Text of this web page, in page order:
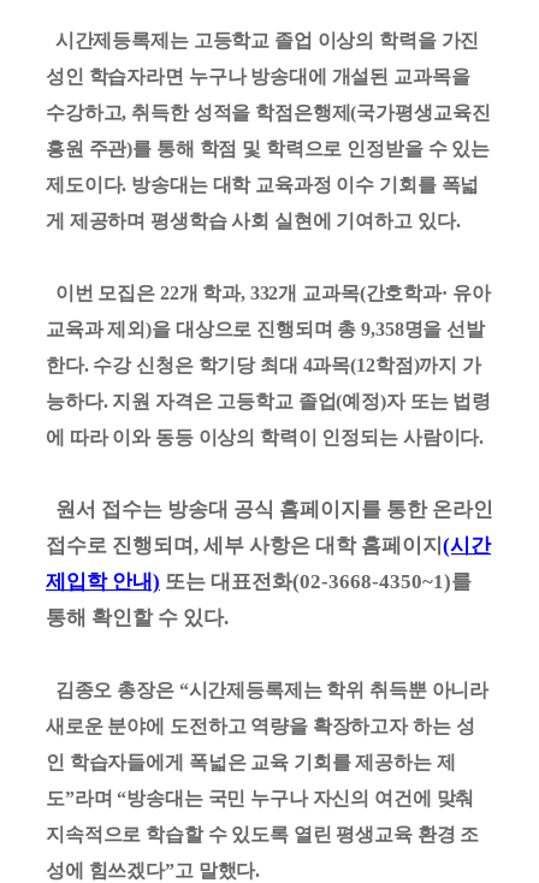
시간제등록제는 고등학교 졸업 이상의 학력을 가진
성인 학습자라면 누구나 방송대에 개설된 교과목을
수강하고, 취득한 성적을 학점은행제(국가평생교육진
흥원 주관)를 통해 학점 및 학력으로 인정받을 수 있는
제도이다. 방송대는 대학 교육과정 이수 기회를 폭넓
게 제공하며 평생학습 사회 실현에 기여하고 있다.
이번 모집은 22개 학과, 332개 교과목(간호학과· 유아
교육과 제외)을 대상으로 진행되며 총 9,358명을 선발
한다. 수강 신청은 학기당 최대 4과목(12학점)까지 가
능하다. 지원 자격은 고등학교 졸업(예정)자 또는 법령
에 따라 이와 동등 이상의 학력이 인정되는 사람이다.
원서 접수는 방송대 공식 홈페이지를 통한 온라인
접수로 진행되며, 세부 사항은 대학 홈페이지 (시간
제입학 안내) 또는 대표전화(02-3668-4350~1)를
통해 확인할 수 있다.
김종오 총장은 “시간제등록제는 학위 취득뿐 아니라
새로운 분야에 도전하고 역량을 확장하고자 하는 성
인 학습자들에게 폭넓은 교육 기회를 제공하는 제
도”라며 “방송대는 국민 누구나 자신의 여건에 맞춰
지속적으로 학습할 수 있도록 열린 평생교육 환경 조
성에 힘쓰겠다”고 말했다.